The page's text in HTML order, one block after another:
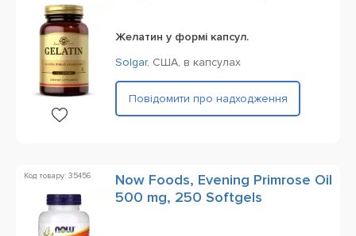
Желатин у формі капсул.
Solgar, США, в капсулах
Повідомити про надходження
Код товару: 35456
Now Foods, Evening Primrose Oil
500 mg, 250 Softgels